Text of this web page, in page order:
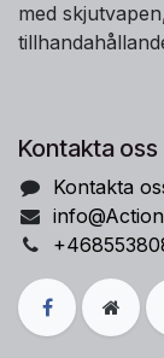
med
Kontakta oss
Kontakta